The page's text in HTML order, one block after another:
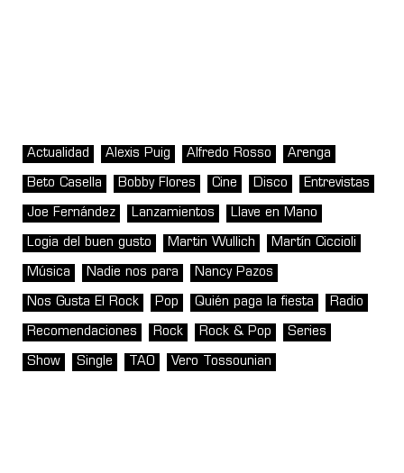
Actualidad Alexis Puig Alfredo Rosso Arenga
Beto Casella Bobby Flores Cine Disco Entrevistas
Joe Fernández Lanzamientos Llave en Mano
Logia del buen gusto Martin Wullich Martín Ciccioli
Música Nadie nos para Nancy Pazos
Nos Gusta El Rock Pop Quién paga la fiesta Radio
Recomendaciones Rock Rock & Pop Series
Show Single TAO Vero Tossounian